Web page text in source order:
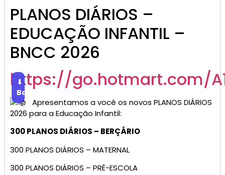
PLANOS DIÁRIOS –
EDUCAÇÃO INFANTIL –
BNCC 2026
https://go.hotmart.com/
⬇
Baixar
Apresentamos a você os novos PLANOS DIÁRIOS
2026 para a Educação Infantil:
300 PLANOS DIÁRIOS – BERÇÁRIO
300 PLANOS DIÁRIOS – MATERNAL
300 PLANOS DIÁRIOS – PRÉ-ESCOLA